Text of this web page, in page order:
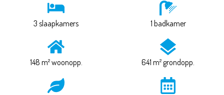
3 slaapkamers 1 badkamer
148 m² woonopp. 641 m² grondopp.